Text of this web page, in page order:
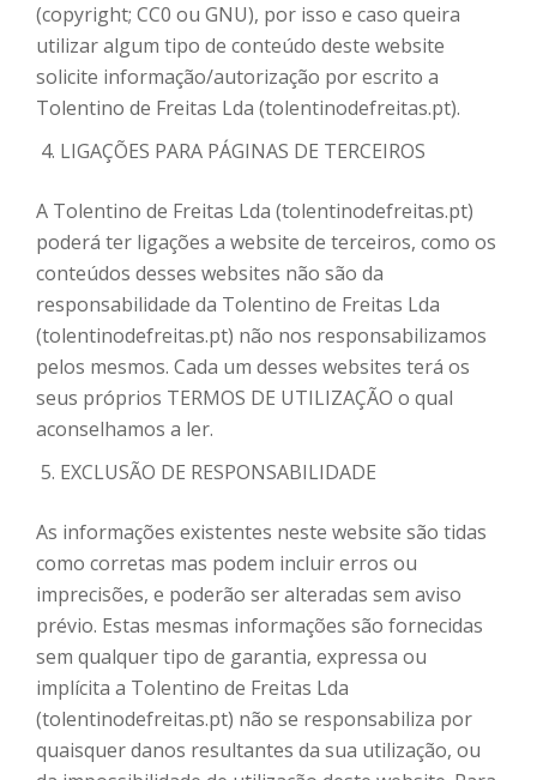
(copyright; CC0 ou GNU), por isso e caso queira
utilizar algum tipo de conteúdo deste website
solicite informação/autorização por escrito a
Tolentino de Freitas Lda (tolentinodefreitas.pt).
LIGAÇÕES PARA PÁGINAS DE TERCEIROS
A Tolentino de Freitas Lda (tolentinodefreitas.pt)
poderá ter ligações a website de terceiros, como os
conteúdos desses websites não são da
responsabilidade da Tolentino de Freitas Lda
(tolentinodefreitas.pt) não nos responsabilizamos
pelos mesmos. Cada um desses websites terá os
seus próprios TERMOS DE UTILIZAÇÃO o qual
aconselhamos a ler.
EXCLUSÃO DE RESPONSABILIDADE
As informações existentes neste website são tidas
como corretas mas podem incluir erros ou
imprecisões, e poderão ser alteradas sem aviso
prévio. Estas mesmas informações são fornecidas
sem qualquer tipo de garantia, expressa ou
implícita a Tolentino de Freitas Lda
(tolentinodefreitas.pt) não se responsabiliza por
quaisquer danos resultantes da sua utilização, ou